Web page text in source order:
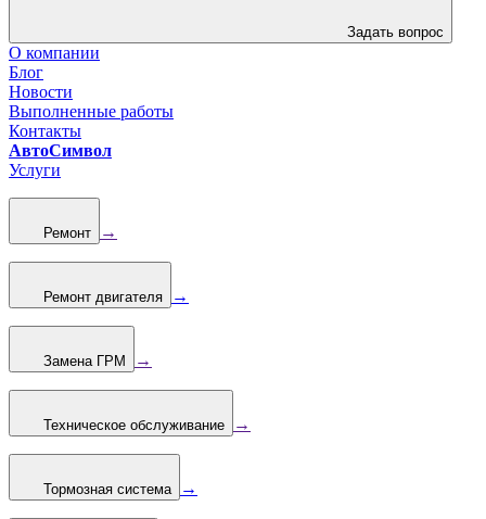
Задать вопрос
О компании
Блог
Новости
Выполненные работы
Контакты
АвтоСимвол
Услуги
Ремонт →
Ремонт двигателя →
Замена ГРМ →
Техническое обслуживание →
Тормозная система →